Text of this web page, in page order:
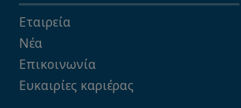
Εταιρεία
Νέα
Επικοινωνία
Ευκαιρίες καριέρας